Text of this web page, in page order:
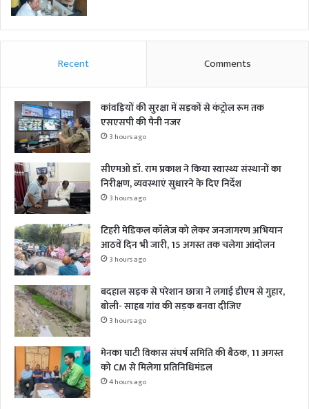
Recent Comments
कांवड़ियों की सुरक्षा में सड़कों से कंट्रोल रूम तक
एसएसपी की पैनी नजर
3 hours ago
सीएमओ डॉ. राम प्रकाश ने किया स्वास्थ्य संस्थानों का
निरीक्षण, व्यवस्थाएं सुधारने के दिए निर्देश
3 hours ago
टिहरी मेडिकल कॉलेज को लेकर जनजागरण अभियान
आठवें दिन भी जारी, 15 अगस्त तक चलेगा आंदोलन
3 hours ago
बदहाल सड़क से परेशान छात्रा ने लगाई डीएम से गुहार,
बोली- साहब गांव की सड़क बनवा दीजिए
3 hours ago
मेनका घाटी विकास संघर्ष समिति की बैठक, 11 अगस्त
को CM से मिलेगा प्रतिनिधिमंडल
4 hours ago